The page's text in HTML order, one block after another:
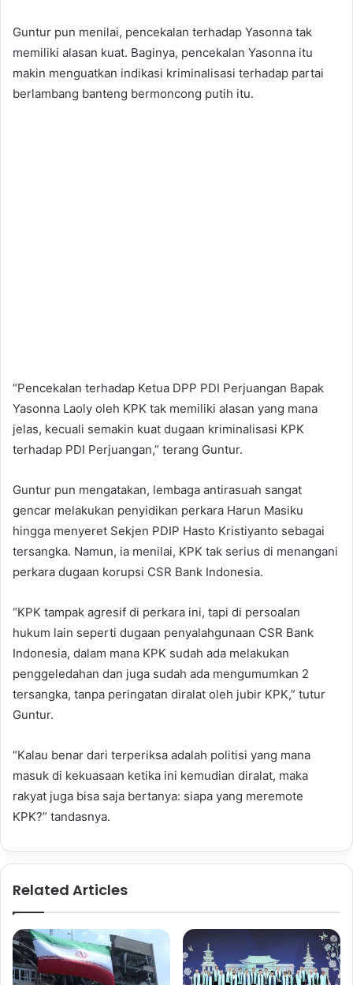
Guntur pun menilai, pencekalan terhadap Yasonna tak
memiliki alasan kuat. Baginya, pencekalan Yasonna itu
makin menguatkan indikasi kriminalisasi terhadap partai
berlambang banteng bermoncong putih itu.
“Pencekalan terhadap Ketua DPP PDI Perjuangan Bapak
Yasonna Laoly oleh KPK tak memiliki alasan yang mana
jelas, kecuali semakin kuat dugaan kriminalisasi KPK
terhadap PDI Perjuangan,” terang Guntur.
Guntur pun mengatakan, lembaga antirasuah sangat
gencar melakukan penyidikan perkara Harun Masiku
hingga menyeret Sekjen PDIP Hasto Kristiyanto sebagai
tersangka. Namun, ia menilai, KPK tak serius di menangani
perkara dugaan korupsi CSR Bank Indonesia.
“KPK tampak agresif di perkara ini, tapi di persoalan
hukum lain seperti dugaan penyalahgunaan CSR Bank
Indonesia, dalam mana KPK sudah ada melakukan
penggeledahan dan juga sudah ada mengumumkan 2
tersangka, tanpa peringatan diralat oleh jubir KPK,” tutur
Guntur.
“Kalau benar dari terperiksa adalah politisi yang mana
masuk di kekuasaan ketika ini kemudian diralat, maka
rakyat juga bisa saja bertanya: siapa yang meremote
KPK?” tandasnya.
Related Articles